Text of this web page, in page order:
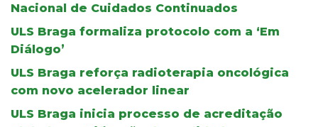
Nacional de Cuidados Continuados
ULS Braga formaliza protocolo com a ‘Em
Diálogo’
ULS Braga reforça radioterapia oncológica
com novo acelerador linear
ULS Braga inicia processo de acreditação